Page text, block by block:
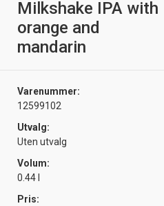
Milkshake IPA with
orange and
mandarin
Varenummer:
12599102
Utvalg:
Uten utvalg
Volum:
0.44 l
Pris: